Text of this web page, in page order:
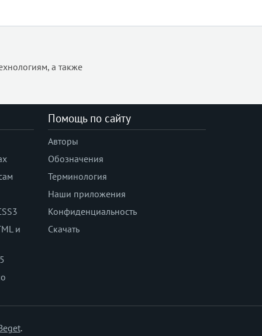
а также
и
Помощь по сайту
Авторы
Обозначения
Терминология
Наши приложения
Конфиденциальность
Скачать
.